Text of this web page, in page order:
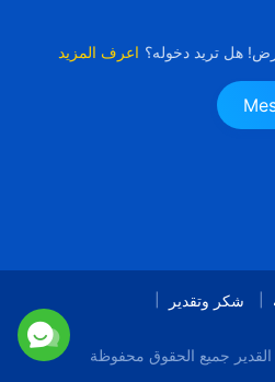
هل تريد دخوله؟ اعرف المزيد
شكر وتقدير
جميع الحقوق محفوظة